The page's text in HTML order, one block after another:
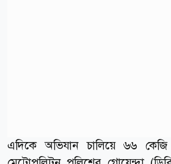
এদিকে অভিযান চালিয়ে ৬৬